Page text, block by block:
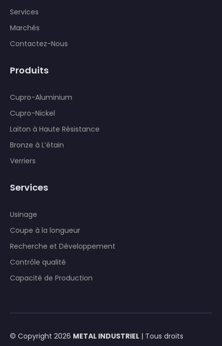
Services
Marchés
Contactez-Nous
Produits
Cupro-Aluminium
Cupro-Nickel
Laiton à Haute Résistance
Bronze à L’étain
Verriers
Services
Usinage
Coupe à la longueur
Recherche et Développement
Contrôle qualité
Capacité de Production
© Copyright 2026 METAL INDUSTRIEL | Tous droits